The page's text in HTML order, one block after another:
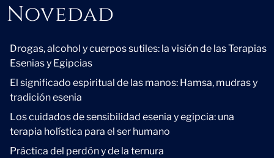
Novedad
Drogas, alcohol y cuerpos sutiles: la visión de las Terapias
Esenias y Egipcias
El significado espiritual de las manos: Hamsa, mudras y
tradición esenia
Los cuidados de sensibilidad esenia y egipcia: una
terapia holística para el ser humano
Práctica del perdón y de la ternura